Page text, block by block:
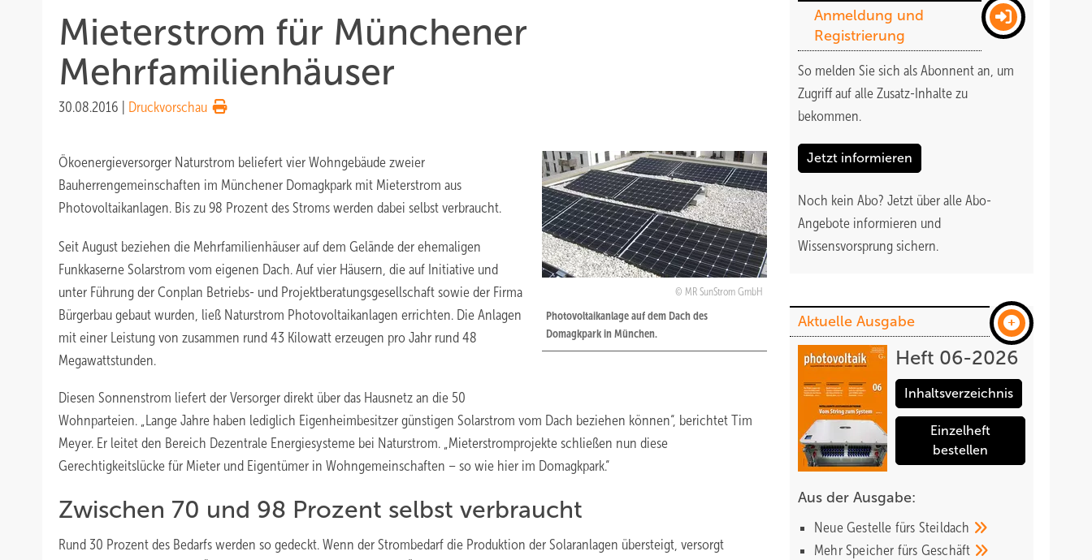
Mieterstrom für Münchener
Mehrfamilienhäuser
30.08.2016 Druckvorschau
MR SunStrom GmbH
Photovoltaikanlage auf dem Dach des
Domagkpark in München.
Ökoenergieversorger Naturstrom beliefert vier Wohngebäude zweier
Bauherrengemeinschaften im Münchener Domagkpark mit Mieterstrom aus
Photovoltaikanlagen. Bis zu 98 Prozent des Stroms werden dabei selbst verbraucht.
Seit August beziehen die Mehrfamilienhäuser auf dem Gelände der ehemaligen
Funkkaserne Solarstrom vom eigenen Dach. Auf vier Häusern, die auf Initiative und
unter Führung der Conplan Betriebs- und Projektberatungsgesellschaft sowie der Firma
Bürgerbau gebaut wurden, ließ Naturstrom Photovoltaikanlagen errichten. Die Anlagen
mit einer Leistung von zusammen rund 43 Kilowatt erzeugen pro Jahr rund 48
Megawattstunden.
Diesen Sonnenstrom liefert der Versorger direkt über das Hausnetz an die 50
Wohnparteien. „Lange Jahre haben lediglich Eigenheimbesitzer günstigen Solarstrom vom Dach beziehen können“, berichtet Tim
Meyer. Er leitet den Bereich Dezentrale Energiesysteme bei Naturstrom. „Mieterstromprojekte schließen nun diese
Gerechtigkeitslücke für Mieter und Eigentümer in Wohngemeinschaften – so wie hier im Domagkpark.“
Zwischen 70 und 98 Prozent selbst verbraucht
Rund 30 Prozent des Bedarfs werden so gedeckt. Wenn der Strombedarf die Produktion der Solaranlagen übersteigt, versorgt
Anmeldung und
Registrierung
So melden Sie sich als Abonnent an, um
Zugriff auf alle Zusatz-Inhalte zu
bekommen.
Jetzt informieren
Noch kein Abo? Jetzt über alle Abo-
Angebote informieren und
Wissensvorsprung sichern.
Aktuelle Ausgabe
Heft 06-2026
Inhaltsverzeichnis
Einzelheft
bestellen
Aus der Ausgabe:
Neue Gestelle fürs Steildach
Mehr Speicher fürs Geschäft